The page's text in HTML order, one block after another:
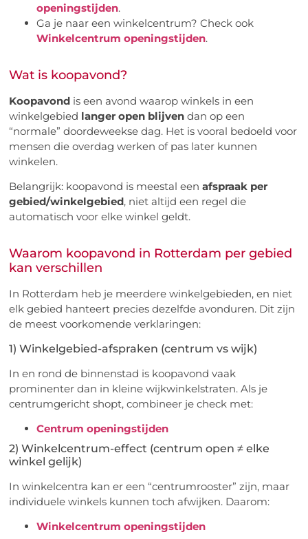
openingstijden.
Ga je naar een winkelcentrum? Check ook
Winkelcentrum openingstijden.
Wat is koopavond?
Koopavond is een avond waarop winkels in een
winkelgebied langer open blijven dan op een
“normale” doordeweekse dag. Het is vooral bedoeld voor
mensen die overdag werken of pas later kunnen
winkelen.
Belangrijk: koopavond is meestal eenafspraak per
gebied/winkelgebied, niet altijd een regel die
automatisch voor elke winkel geldt.
Waarom koopavond in Rotterdam per gebied
kan verschillen
In Rotterdam heb je meerdere winkelgebieden, en niet
elk gebied hanteert precies dezelfde avonduren. Dit zijn
de meest voorkomende verklaringen:
1) Winkelgebied-afspraken (centrum vs wijk)
In en rond de binnenstad is koopavond vaak
prominenter dan in kleine wijkwinkelstraten. Als je
centrumgericht shopt, combineer je check met:
Centrum openingstijden
2) Winkelcentrum-effect (centrum open ≠ elke
winkel gelijk)
In winkelcentra kan er een “centrumrooster” zijn, maar
individuele winkels kunnen toch afwijken. Daarom:
Winkelcentrum openingstijden